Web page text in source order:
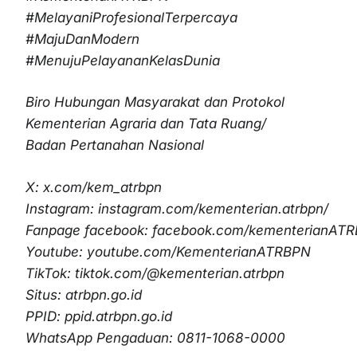
#MelayaniProfesionalTerpercaya
#MajuDanModern
#MenujuPelayananKelasDunia
Biro Hubungan Masyarakat dan Protokol
Kementerian Agraria dan Tata Ruang/
Badan Pertanahan Nasional
X: x.com/kem_atrbpn
Instagram: instagram.com/kementerian.atrbpn/
Fanpage facebook: facebook.com/
Youtube: youtube.com/KementerianATRBPN
TikTok: tiktok.com/@kementerian.atrbpn
Situs: atrbpn.go.id
PPID: ppid.atrbpn.go.id
WhatsApp Pengaduan: 0811-1068-0000